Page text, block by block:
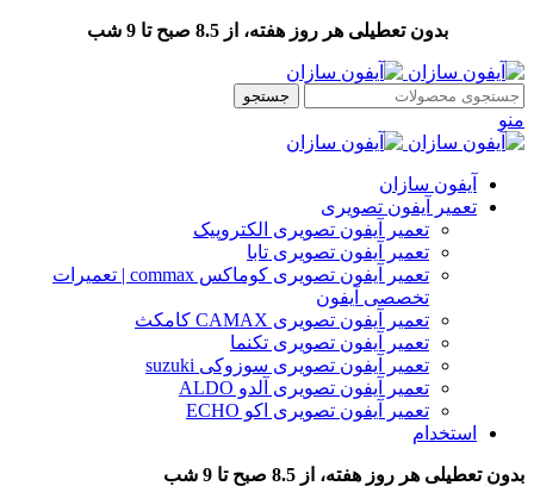
بدون تعطیلی هر روز هفته، از 8.5 صبح تا 9 شب
جستجو
منو
آیفون سازان
تعمیر آیفون تصویری
تعمیر آیفون تصویری الکتروپیک
تعمیر آیفون تصویری تابا
تعمیر آیفون تصویری کوماکس commax | تعمیرات
تخصصی آیفون
تعمیر آیفون تصویری CAMAX کامکث
تعمیر آیفون تصویری تکنما
تعمیر آیفون تصویری سوزوکی suzuki
تعمیر آیفون تصویری آلدو ALDO
تعمیر آیفون تصویری اکو ECHO
استخدام
بدون تعطیلی هر روز هفته، از 8.5 صبح تا 9 شب